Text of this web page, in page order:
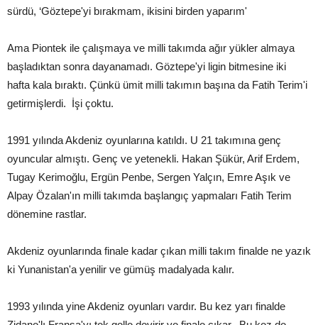
sürdü, ‘Göztepe'yi bırakmam, ikisini birden yaparım'
Ama Piontek ile çalışmaya ve milli takımda ağır yükler almaya
başladıktan sonra dayanamadı. Göztepe'yi ligin bitmesine iki
hafta kala bıraktı. Çünkü ümit milli takımın başına da Fatih Terim'i
getirmişlerdi. İşi çoktu.
1991 yılında Akdeniz oyunlarına katıldı. U 21 takımına genç
oyuncular almıştı. Genç ve yetenekli. Hakan Şükür, Arif Erdem,
Tugay Kerimoğlu, Ergün Penbe, Sergen Yalçın, Emre Aşık ve
Alpay Özalan'ın milli takımda başlangıç yapmaları Fatih Terim
dönemine rastlar.
Akdeniz oyunlarında finale kadar çıkan milli takım finalde ne yazık
ki Yunanistan'a yenilir ve gümüş madalyada kalır.
1993 yılında yine Akdeniz oyunları vardır. Bu kez yarı finalde